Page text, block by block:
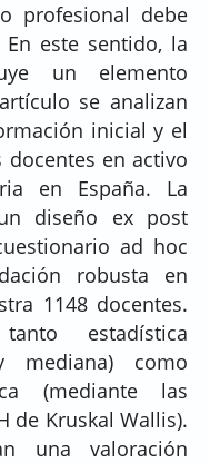
profesional debe
este sentido, la
un elemento
se analizan
inicial y el
en activo
en España. La
diseño ex post
ad hoc
robusta en
1148 docentes.
estadística
mediana) como
(mediante las
de Kruskal Wallis).
una valoración